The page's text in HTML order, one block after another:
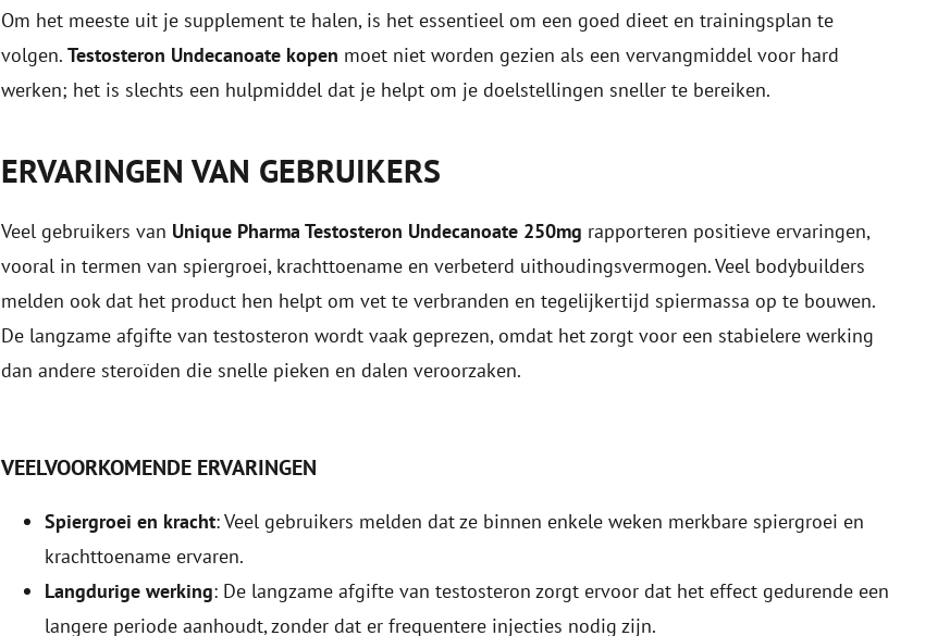
Om het meeste uit je supplement te halen, is het essentieel om een goed dieet en trainingsplan te
volgen. Testosteron Undecanoate kopen moet niet worden gezien als een vervangmiddel voor hard
werken; het is slechts een hulpmiddel dat je helpt om je doelstellingen sneller te bereiken.
ERVARINGEN VAN GEBRUIKERS
Veel gebruikers van Unique Pharma Testosteron Undecanoate 250mg rapporteren positieve ervaringen,
vooral in termen van spiergroei, krachttoename en verbeterd uithoudingsvermogen. Veel bodybuilders
melden ook dat het product hen helpt om vet te verbranden en tegelijkertijd spiermassa op te bouwen.
De langzame afgifte van testosteron wordt vaak geprezen, omdat het zorgt voor een stabielere werking
dan andere steroïden die snelle pieken en dalen veroorzaken.
VEELVOORKOMENDE ERVARINGEN
Spiergroei en kracht: Veel gebruikers melden dat ze binnen enkele weken merkbare spiergroei en
krachttoename ervaren.
Langdurige werking: De langzame afgifte van testosteron zorgt ervoor dat het effect gedurende een
langere periode aanhoudt, zonder dat er frequentere injecties nodig zijn.